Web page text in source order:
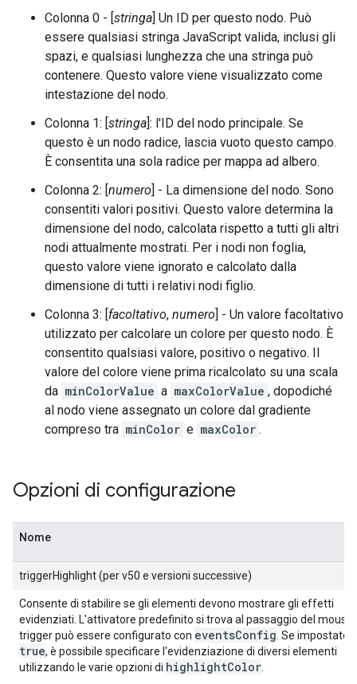
Colonna 0 - [stringa] Un ID per questo nodo. Può
essere qualsiasi stringa JavaScript valida, inclusi gli
spazi, e qualsiasi lunghezza che una stringa può
contenere. Questo valore viene visualizzato come
intestazione del nodo.
Colonna 1: [stringa]: l'ID del nodo principale. Se
questo è un nodo radice, lascia vuoto questo campo.
È consentita una sola radice per mappa ad albero.
Colonna 2: [numero] - La dimensione del nodo. Sono
consentiti valori positivi. Questo valore determina la
dimensione del nodo, calcolata rispetto a tutti gli altri
nodi attualmente mostrati. Per i nodi non foglia,
questo valore viene ignorato e calcolato dalla
dimensione di tutti i relativi nodi figlio.
Colonna 3: [facoltativo, numero] - Un valore facoltativo
utilizzato per calcolare un colore per questo nodo. È
consentito qualsiasi valore, positivo o negativo. Il
valore del colore viene prima ricalcolato su una scala
da minColorValue a maxColorValue , dopodiché
al nodo viene assegnato un colore dal gradiente
compreso tra minColor e maxColor .
Opzioni di configurazione
Nome
triggerHighlight (per v50 e versioni successive)
Consente di stabilire se gli elementi devono mostrare gli effetti
evidenziati. L'attivatore predefinito si trova al passaggio del mouse.
trigger può essere configurato con eventsConfig . Se impostato
true, è possibile specificare l'evidenziazione di diversi elementi
utilizzando le varie opzioni di highlightColor